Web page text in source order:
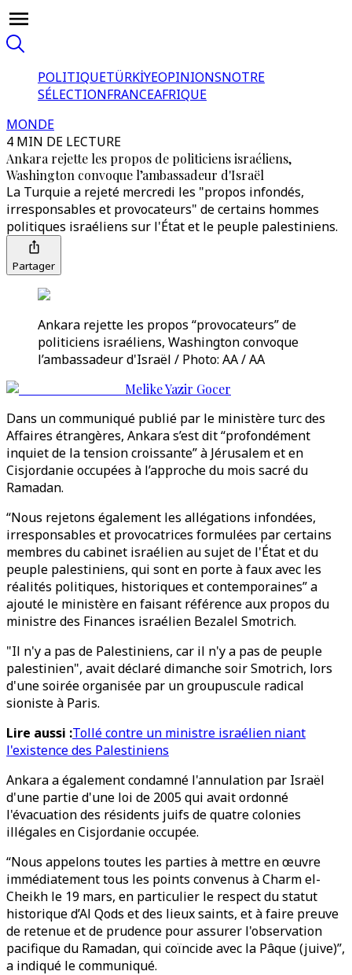
POLITIQUETÜRKİYEOPINIONSNOTRE
SÉLECTIONFRANCEAFRIQUE
MONDE
4 MIN DE LECTURE
Ankara rejette les propos de politiciens israéliens,
Washington convoque l’ambassadeur d'Israël
La Turquie a rejeté mercredi les "propos infondés,
irresponsables et provocateurs" de certains hommes
politiques israéliens sur l'État et le peuple palestiniens.
Partager
Ankara rejette les propos “provocateurs” de
politiciens israéliens, Washington convoque
l’ambassadeur d'Israël / Photo: AA / AA
Melike Yazir Gocer
Dans un communiqué publié par le ministère turc des
Affaires étrangères, Ankara s’est dit “profondément
inquiet de la tension croissante” à Jérusalem et en
Cisjordanie occupées à l’approche du mois sacré du
Ramadan.
“Nous rejetons également les allégations infondées,
irresponsables et provocatrices formulées par certains
membres du cabinet israélien au sujet de l'État et du
peuple palestiniens, qui sont en porte à faux avec les
réalités politiques, historiques et contemporaines” a
ajouté le ministère en faisant référence aux propos du
ministre des Finances israélien Bezalel Smotrich.
"Il n'y a pas de Palestiniens, car il n'y a pas de peuple
palestinien", avait déclaré dimanche soir Smotrich, lors
d'une soirée organisée par un groupuscule radical
sioniste à Paris.
Lire aussi :Tollé contre un ministre israélien niant
l'existence des Palestiniens
Ankara a également condamné l'annulation par Israël
d'une partie d'une loi de 2005 qui avait ordonné
l'évacuation des résidents juifs de quatre colonies
illégales en Cisjordanie occupée.
“Nous appelons toutes les parties à mettre en œuvre
immédiatement tous les points convenus à Charm el-
Cheikh le 19 mars, en particulier le respect du statut
historique d’Al Qods et des lieux saints, et à faire preuve
de retenue et de prudence pour assurer l'observation
pacifique du Ramadan, qui coïncide avec la Pâque (juive)”,
a indiqué le communiqué.